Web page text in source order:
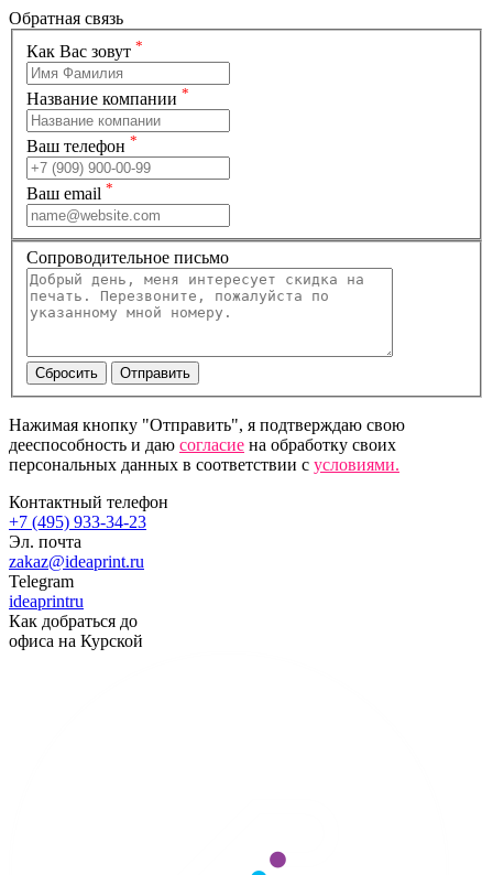
Обратная связь
Как Вас зовут *
Название компании *
Ваш телефон *
Ваш email *
Сопроводительное письмо
Нажимая кнопку "Отправить", я подтверждаю свою
дееспособность и даю согласие на обработку своих
персональных данных в соответствии с условиями.
Контактный телефон
+7 (495) 933-34-23
Эл. почта
zakaz@ideaprint.ru
Telegram
ideaprintru
Как добраться до
офиса на Курской